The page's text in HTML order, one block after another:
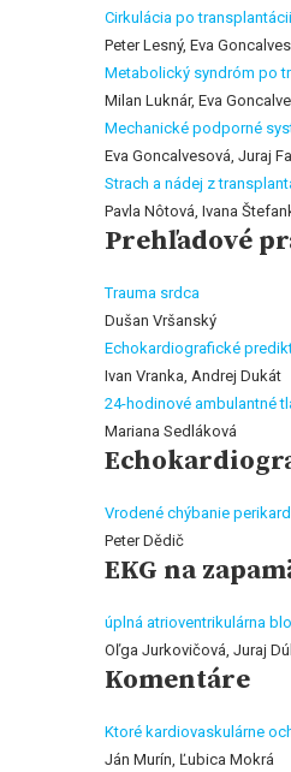
Cirkulácia po
Peter Lesný, Eva
Metabolický syndróm po
Milan Luknár, Eva
Mechanické podporné
Eva Goncalvesová, Juraj
Strach a nádej z
Pavla Nôtová, Ivana
Prehľadové
Trauma srdca
Dušan Vršanský
Echokardiografické
Ivan Vranka, Andrej Dukát
24-hodinové ambulantné
Mariana Sedláková
Vrodené chýbanie
Peter Dědič
EKG na
úplná atrioventrikulárna
Oľga Jurkovičová, Juraj
Komentáre
Ktoré kardiovaskulárne
Ján Murín, Ľubica Mokrá